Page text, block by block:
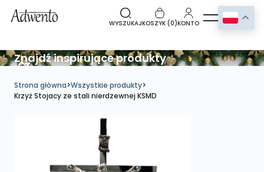
WYSZUKAJKOSZYK (0)KONTO
Znajdź inspirujące produkty
Strona główna>Wszystkie produkty>
Krzyż Stojacy ze stali nierdzewnej KSMD